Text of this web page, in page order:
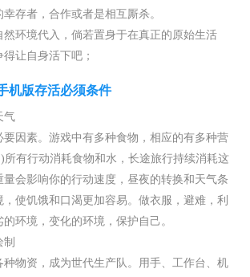
存者，合作或者是相互厮杀。
然环境代入，倘若置身于在真正的原始生活
让自身活下吧；
机版存活必须条件
气
因素。游戏中有多种食物，相应的有多种营
所有行动消耗食物和水，长途旅行持续消耗这
会影响你的行动速度，昼夜的转换和天气条
使饥饿和口渴更加容易。做衣服，避难，利
环境，变化的环境，保护自己。
物资，成为世代生产队。用手、工作台、机